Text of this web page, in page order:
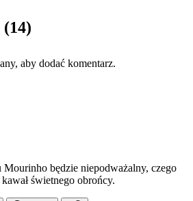
(14)
aby dodać komentarz.
Mourinho będzie niepodważalny, czego
świetnego obrońcy.